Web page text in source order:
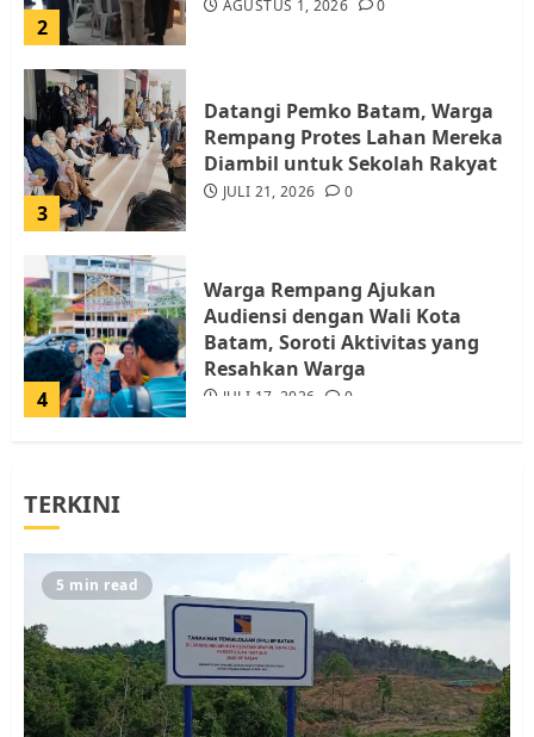
2
AGUSTUS 1, 2026 0
3
Datangi Pemko Batam, Warga
Rempang Protes Lahan Mereka
Diambil untuk Sekolah Rakyat
JULI 21, 2026 0
4
Warga Rempang Ajukan
Audiensi dengan Wali Kota
Batam, Soroti Aktivitas yang
Resahkan Warga
JULI 17, 2026 0
5
Pemko Batam Tegaskan RT dan
RW bukan Petugas Pendataan
dan Pemungutan Pajak
TERKINI
5 min read